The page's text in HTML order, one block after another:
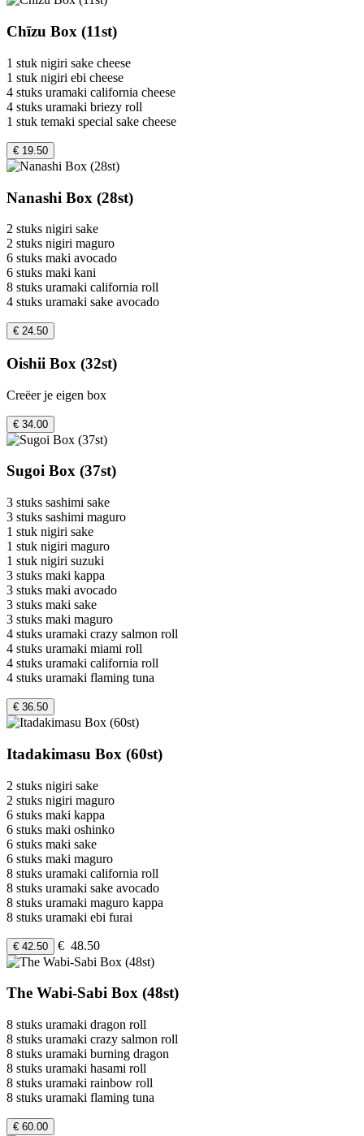
Chīzu Box (11st)
1 stuk nigiri sake cheese
1 stuk nigiri ebi cheese
4 stuks uramaki california cheese
4 stuks uramaki briezy roll
1 stuk temaki special sake cheese
€ 19.50
Nanashi Box (28st)
2 stuks nigiri sake
2 stuks nigiri maguro
6 stuks maki avocado
6 stuks maki kani
8 stuks uramaki california roll
4 stuks uramaki sake avocado
€ 24.50
Oishii Box (32st)
Creëer je eigen box
€ 34.00
Sugoi Box (37st)
3 stuks sashimi sake
3 stuks sashimi maguro
1 stuk nigiri sake
1 stuk nigiri maguro
1 stuk nigiri suzuki
3 stuks maki kappa
3 stuks maki avocado
3 stuks maki sake
3 stuks maki maguro
4 stuks uramaki crazy salmon roll
4 stuks uramaki miami roll
4 stuks uramaki california roll
4 stuks uramaki flaming tuna
€ 36.50
Itadakimasu Box (60st)
2 stuks nigiri sake
2 stuks nigiri maguro
6 stuks maki kappa
6 stuks maki oshinko
6 stuks maki sake
6 stuks maki maguro
8 stuks uramaki california roll
8 stuks uramaki sake avocado
8 stuks uramaki maguro kappa
8 stuks uramaki ebi furai
€ 42.50 € 48.50
The Wabi-Sabi Box (48st)
8 stuks uramaki dragon roll
8 stuks uramaki crazy salmon roll
8 stuks uramaki burning dragon
8 stuks uramaki hasami roll
8 stuks uramaki rainbow roll
8 stuks uramaki flaming tuna
€ 60.00